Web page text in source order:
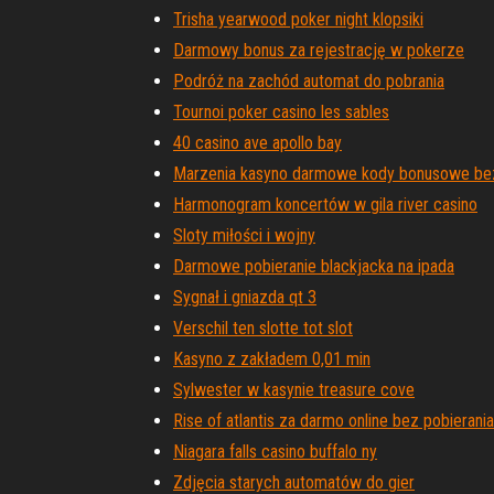
Trisha yearwood poker night klopsiki
Darmowy bonus za rejestrację w pokerze
Podróż na zachód automat do pobrania
Tournoi poker casino les sables
40 casino ave apollo bay
Marzenia kasyno darmowe kody bonusowe
Harmonogram koncertów w gila river casino
Sloty miłości i wojny
Darmowe pobieranie blackjacka na ipada
Sygnał i gniazda qt 3
Verschil ten slotte tot slot
Kasyno z zakładem 0,01 min
Sylwester w kasynie treasure cove
Rise of atlantis za darmo online bez pobierania
Niagara falls casino buffalo ny
Zdjęcia starych automatów do gier